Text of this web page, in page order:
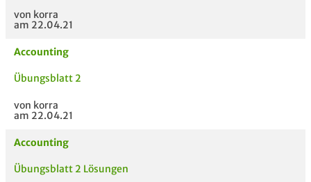
von korra
am 22.04.21
Accounting
Übungsblatt 2
von korra
am 22.04.21
Accounting
Übungsblatt 2 Lösungen